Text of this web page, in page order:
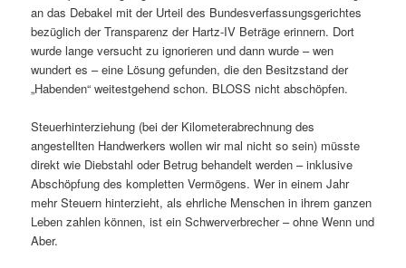
an das Debakel mit der Urteil des Bundesverfassungsgerichtes
bezüglich der Transparenz der Hartz-IV Beträge erinnern. Dort
wurde lange versucht zu ignorieren und dann wurde – wen
wundert es – eine Lösung gefunden, die den Besitzstand der
„Habenden“ weitestgehend schon. BLOSS nicht abschöpfen.
Steuerhinterziehung (bei der Kilometerabrechnung des
angestellten Handwerkers wollen wir mal nicht so sein) müsste
direkt wie Diebstahl oder Betrug behandelt werden – inklusive
Abschöpfung des kompletten Vermögens. Wer in einem Jahr
mehr Steuern hinterzieht, als ehrliche Menschen in ihrem ganzen
Leben zahlen können, ist ein Schwerverbrecher – ohne Wenn und
Aber.